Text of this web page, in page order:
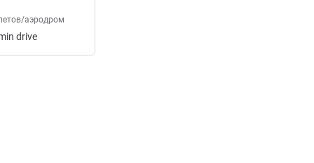
аэродром
drive